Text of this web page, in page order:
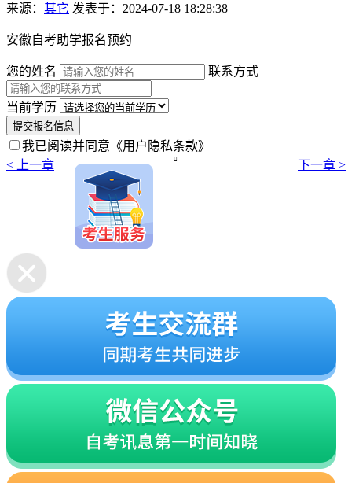
来源： 其它 发表于：2024-07-18 18:28:38
安徽自考助学报名预约
您的姓名 联系方式
当前学历
提交报名信息
我已阅读并同意 《用户隐私条款》
< 上一章
 下一章 >